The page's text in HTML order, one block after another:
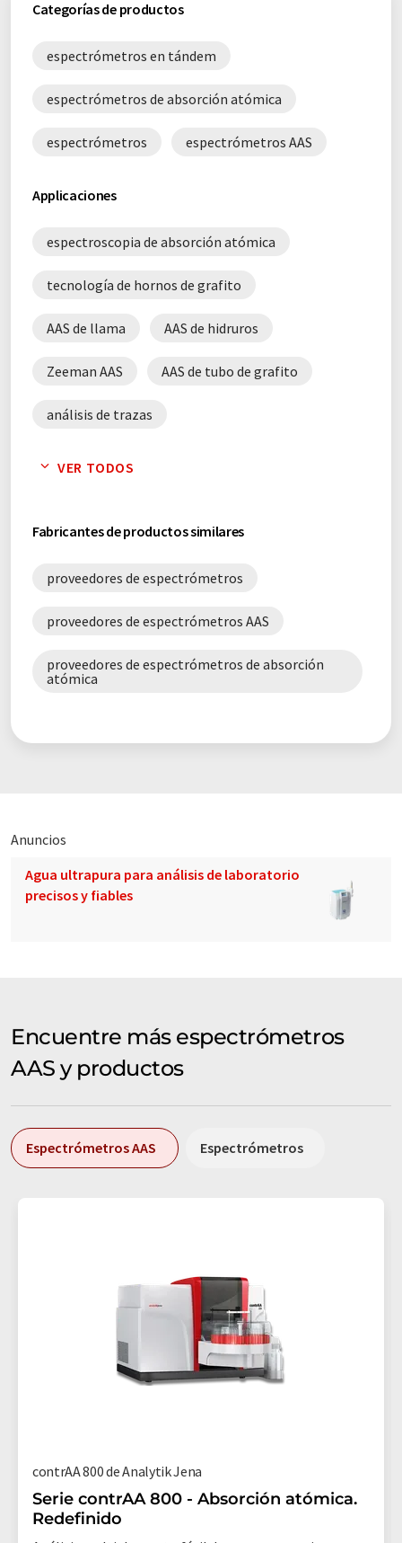
Categorías de productos
espectrómetros en tándem
espectrómetros de absorción atómica
espectrómetros espectrómetros AAS
Applicaciones
espectroscopia de absorción atómica
tecnología de hornos de grafito
AAS de llama AAS de hidruros
Zeeman AAS AAS de tubo de grafito
análisis de trazas
VER TODOS
Fabricantes de productos similares
proveedores de espectrómetros
proveedores de espectrómetros AAS
proveedores de espectrómetros de absorción
atómica
Anuncios
Agua ultrapura para análisis de laboratorio
precisos y fiables
Encuentre más espectrómetros
AAS y productos
Espectrómetros AAS Espectrómetros
contrAA 800 de Analytik Jena
Serie contrAA 800 - Absorción atómica.
Redefinido